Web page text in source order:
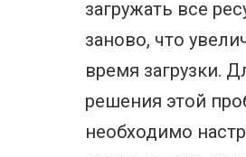
загружать все
заново, что
время загрузки.
решения этой
необходимо